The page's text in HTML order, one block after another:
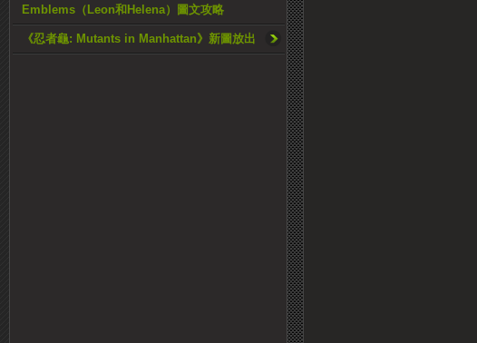
Emblems（Leon和Helena）圖文攻略
《忍者龜: Mutants in Manhattan》新圖放出